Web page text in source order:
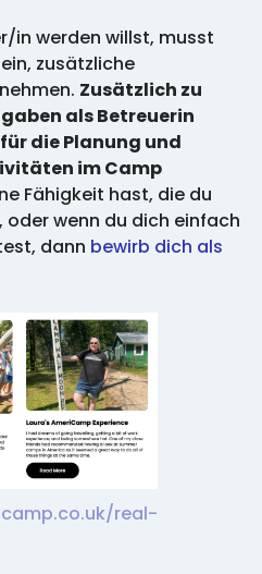
in werden willst, musst
zusätzliche
Zusätzlich zu
als Betreuerin
die Planung und
im Camp
Fähigkeit hast, die du
wenn du dich einfach
dann bewirb dich als
real-